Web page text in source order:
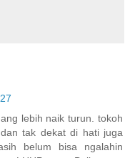
lebih naik turun. tokoh
tak dekat di hati juga
belum bisa ngalahin